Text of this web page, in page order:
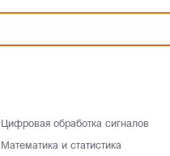
Цифровая обработка сигналов
Математика и статистика